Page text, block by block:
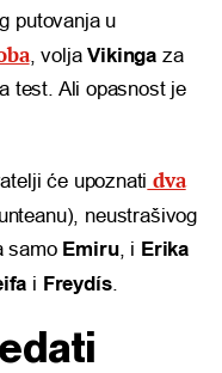
putovanja u
, voljaVikinga za
test. Ali opasnost je
će upoznati dva
neustrašivog
samo Emiru, i Erika
i Freydís.